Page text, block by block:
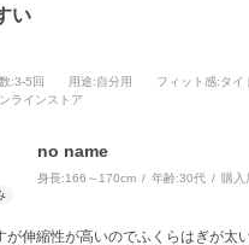
い
:3-5回 用途:自分用 フィット感:タイ
ラインストア
no name
身長:166～170cm 年齢:30代 購入
が伸縮性が高いのでふくらはぎが太